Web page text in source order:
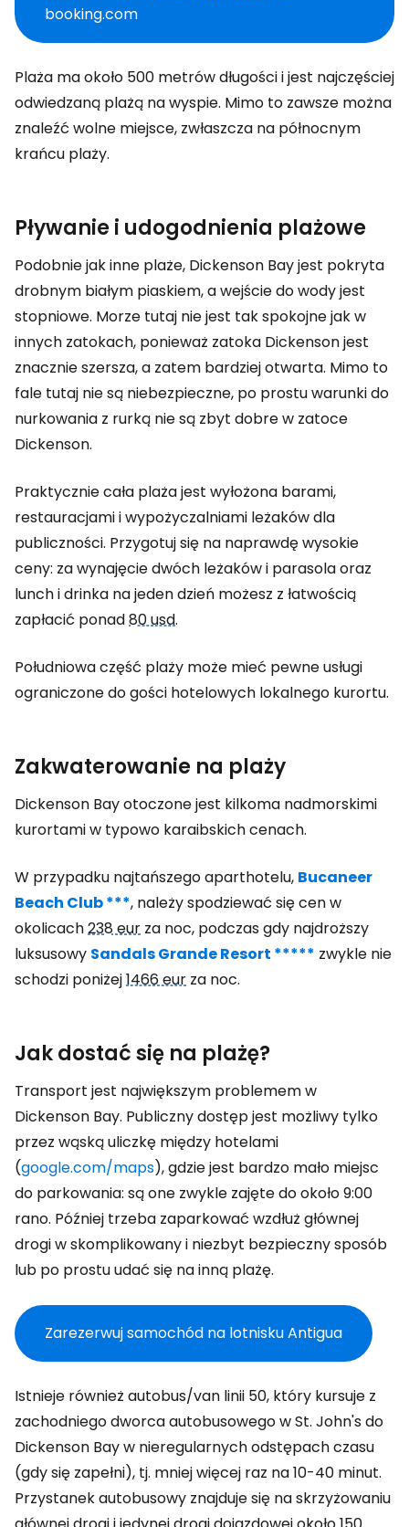
booking.com
Plaża ma około 500 metrów długości i jest najczęściej
odwiedzaną plażą na wyspie. Mimo to zawsze można
znaleźć wolne miejsce, zwłaszcza na północnym
krańcu plaży.
Pływanie i udogodnienia plażowe
Podobnie jak inne plaże, Dickenson Bay jest pokryta
drobnym białym piaskiem, a wejście do wody jest
stopniowe. Morze tutaj nie jest tak spokojne jak w
innych zatokach, ponieważ zatoka Dickenson jest
znacznie szersza, a zatem bardziej otwarta. Mimo to
fale tutaj nie są niebezpieczne, po prostu warunki do
nurkowania z rurką nie są zbyt dobre w zatoce
Dickenson.
Praktycznie cała plaża jest wyłożona barami,
restauracjami i wypożyczalniami leżaków dla
publiczności. Przygotuj się na naprawdę wysokie
ceny: za wynajęcie dwóch leżaków i parasola oraz
lunch i drinka na jeden dzień możesz z łatwością
zapłacić ponad80 usd.
Południowa część plaży może mieć pewne usługi
ograniczone do gości hotelowych lokalnego kurortu.
Zakwaterowanie na plaży
Dickenson Bay otoczone jest kilkoma nadmorskimi
kurortami w typowo karaibskich cenach.
W przypadku najtańszego aparthotelu, Bucaneer
Beach Club ***, należy spodziewać się cen w
okolicach238 eur za noc, podczas gdy najdroższy
luksusowy Sandals Grande Resort ***** zwykle nie
schodzi poniżej1466 eur za noc.
Jak dostać się na plażę?
Transport jest największym problemem w
Dickenson Bay. Publiczny dostęp jest możliwy tylko
przez wąską uliczkę między hotelami
(google.com/maps), gdzie jest bardzo mało miejsc
do parkowania: są one zwykle zajęte do około 9:00
rano. Później trzeba zaparkować wzdłuż głównej
drogi w skomplikowany i niezbyt bezpieczny sposób
lub po prostu udać się na inną plażę.
Zarezerwuj samochód na lotnisku Antigua
Istnieje również autobus/van linii 50, który kursuje z
zachodniego dworca autobusowego w St. John's do
Dickenson Bay w nieregularnych odstępach czasu
(gdy się zapełni), tj. mniej więcej raz na 10-40 minut.
Przystanek autobusowy znajduje się na skrzyżowaniu